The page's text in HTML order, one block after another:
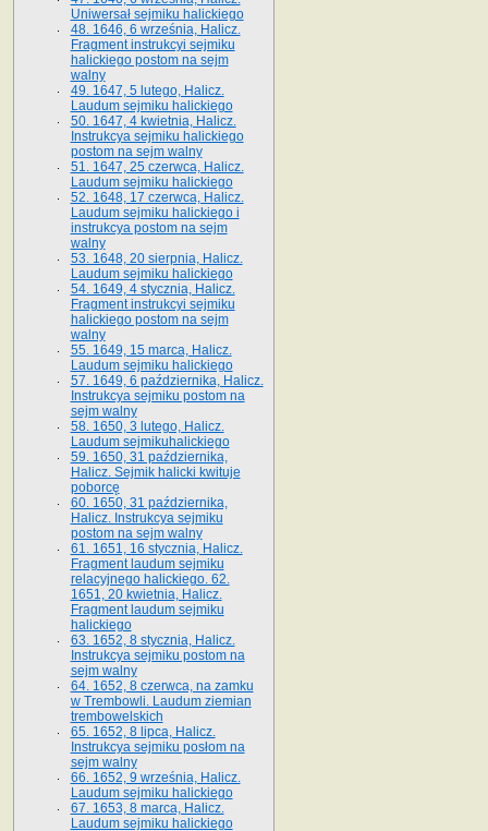
Uniwersał sejmiku halickiego
48. 1646, 6 września, Halicz.
Fragment instrukcyi sejmiku
halickiego postom na sejm
walny
49. 1647, 5 lutego, Halicz.
Laudum sejmiku halickiego
50. 1647, 4 kwietnia, Halicz.
Instrukcya sejmiku halickiego
postom na sejm walny
51. 1647, 25 czerwca, Halicz.
Laudum sejmiku halickiego
52. 1648, 17 czerwca, Halicz.
Laudum sejmiku halickiego i
instrukcya postom na sejm
walny
53. 1648, 20 sierpnia, Halicz.
Laudum sejmiku halickiego
54. 1649, 4 stycznia, Halicz.
Fragment instrukcyi sejmiku
halickiego postom na sejm
walny
55. 1649, 15 marca, Halicz.
Laudum sejmiku halickiego
57. 1649, 6 października, Halicz.
Instrukcya sejmiku postom na
sejm walny
58. 1650, 3 lutego, Halicz.
Laudum sejmikuhalickiego
59. 1650, 31 października,
Halicz. Sejmik halicki kwituje
poborcę
60. 1650, 31 października,
Halicz. Instrukcya sejmiku
postom na sejm walny
61. 1651, 16 stycznia, Halicz.
Fragment laudum sejmiku
relacyjnego halickiego. 62.
1651, 20 kwietnia, Halicz.
Fragment laudum sejmiku
halickiego
63. 1652, 8 stycznia, Halicz.
Instrukcya sejmiku postom na
sejm walny
64. 1652, 8 czerwca, na zamku
w Trembowli. Laudum ziemian
trembowelskich
65. 1652, 8 lipca, Halicz.
Instrukcya sejmiku posłom na
sejm walny
66. 1652, 9 września, Halicz.
Laudum sejmiku halickiego
67. 1653, 8 marca, Halicz.
Laudum sejmiku halickiego